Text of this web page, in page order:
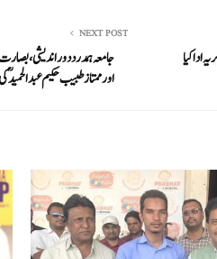
ادا کیا
NEXT POST
جامعہ ہمدرد دور اندیشی،
اور ممتاز طبیب حکیم عبدالحمید